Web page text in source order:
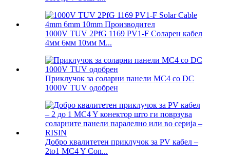
1000V TUV 2PfG 1169 PV1-F Соларен кабел
4мм 6мм 10мм М...
Приклучок за соларни панели MC4 со DC
1000V TUV одобрен
Добро квалитетен приклучок за PV кабел –
2to1 MC4 Y Con...